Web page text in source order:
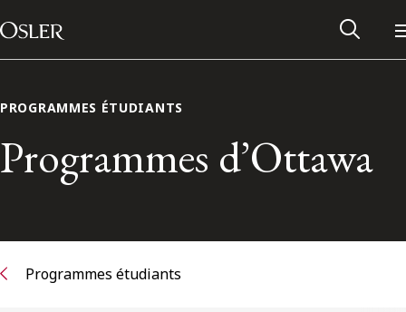
Passer au contenu
Main Navigation
PROGRAMMES ÉTUDIANTS
Programmes d’Ottawa
Programmes étudiants